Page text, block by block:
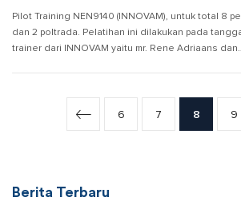
Pilot Training NEN9140 (INNOVAM), untuk total 8
dan 2 poltrada. Pelatihan ini dilakukan pada
trainer dari INNOVAM yaitu mr. Rene Adriaans
6 7 8 9
Berita Terbaru